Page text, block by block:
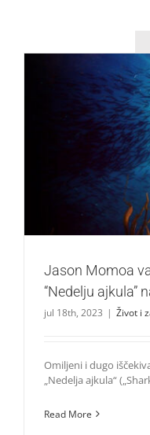
Jason Momoa vas
Jason Momoa
“Nedelju ajkula”
jul 18th, 2023 | Život i
Omiljeni i dugo
„Nedelja ajkula“
Read More